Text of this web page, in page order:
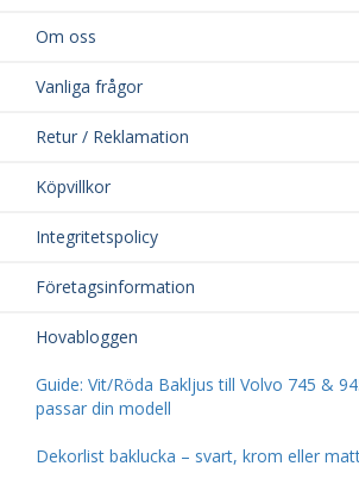
Om oss
Vanliga frågor
Retur / Reklamation
Köpvillkor
Integritetspolicy
Företagsinformation
Hovabloggen
Guide: Vit/Röda Bakljus till Volvo 745 &
passar din modell
Dekorlist baklucka – svart, krom eller